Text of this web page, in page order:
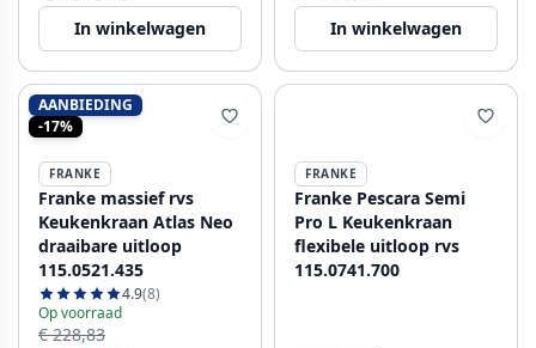
In winkelwagen In winkelwagen
AANBIEDING
-17%
FRANKE
Franke massief rvs
Keukenkraan Atlas Neo
draaibare uitloop
115.0521.435
4.9(8)
Op voorraad
€ 228,83
FRANKE
Franke Pescara Semi
Pro L Keukenkraan
flexibele uitloop rvs
115.0741.700